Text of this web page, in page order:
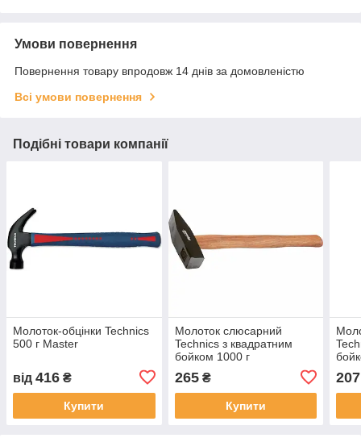
Умови повернення
Повернення товару впродовж 14 днів за домовленістю
Всі умови повернення
Подібні товари компанії
Молоток-обцінки Technics
500 г Master
від 416 ₴
Купити
Молоток слюсарний
Technics з квадратним
бойком 1000 г
265₴
Купити
207